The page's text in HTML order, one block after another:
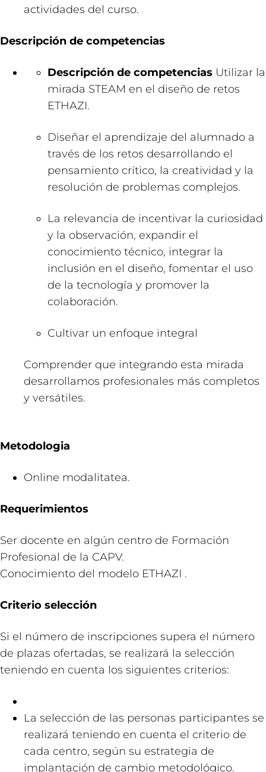
actividades del curso.
Descripción de competencias
Descripción de competencias Utilizar la
mirada STEAM en el diseño de retos
ETHAZI.
Diseñar el aprendizaje del alumnado a
través de los retos desarrollando el
pensamiento crítico, la creatividad y la
resolución de problemas complejos.
La relevancia de incentivar la curiosidad
y la observación, expandir el
conocimiento técnico, integrar la
inclusión en el diseño, fomentar el uso
de la tecnología y promover la
colaboración.
Cultivar un enfoque integral
Comprender que integrando esta mirada
desarrollamos profesionales más completos
y versátiles.
Metodologia
Online modalitatea.
Requerimientos
Ser docente en algún centro de Formación
Profesional de la CAPV.
Conocimiento del modelo ETHAZI .
Criterio selección
Si el número de inscripciones supera el número
de plazas ofertadas, se realizará la selección
teniendo en cuenta los siguientes criterios:
La selección de las personas participantes se
realizará teniendo en cuenta el criterio de
cada centro, según su estrategia de
implantación de cambio metodológico.